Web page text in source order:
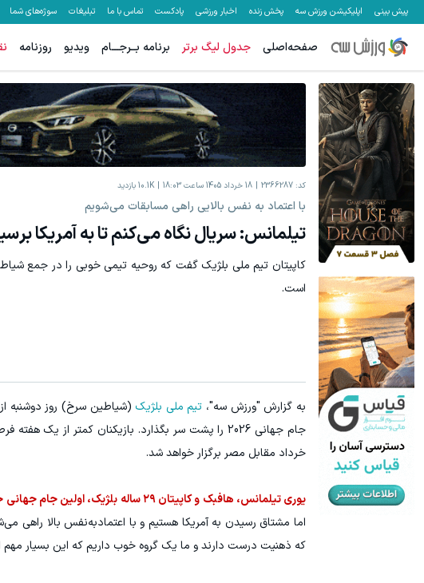
پیش بینی اپلیکیشن ورزش سه پخش زنده اخبار ورزشی پادکست تماس با ما تبلیغات سوژه‌های شما
صفحه‌اصلی جدول لیگ برتر برنامه بــرجـــام ویدیو روزنامه
کد: 2366287 18 خرداد 1405 ساعت 18:03 10.1K بازدید
با اعتماد به نفس بالایی راهی مسابقات می‌شویم
تیلمانس: سریال نگاه می‌کنم تا به آمریکا
کاپیتان تیم ملی بلژیک گفت که روحیه تیمی خوبی را در جمع
است.
به گزارش "ورزش سه"، تیم ملی بلژیک (شیاطین سرخ) روز دوشنبه
خرداد مقابل مصر برگزار خواهد شد.
یوری تیلمانس، هافبک و کاپیتان ۲۹ ساله بلژیک، اولین جام جهانی خود را به عنوان کاپیتان تجربه می‌کند و پیش از سفر گفت:
اما مشتاق رسیدن به آمریکا هستیم و با اعتمادبه‌نفس بالا
که ذهنیت درست دارند و ما یک گروه خوب داریم که این بسیار